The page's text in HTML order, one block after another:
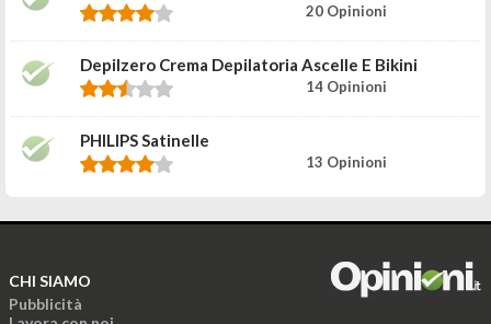
20 Opinioni
Depilzero Crema Depilatoria Ascelle E Bikini
14 Opinioni
PHILIPS Satinelle
13 Opinioni
CHI SIAMO
Pubblicità